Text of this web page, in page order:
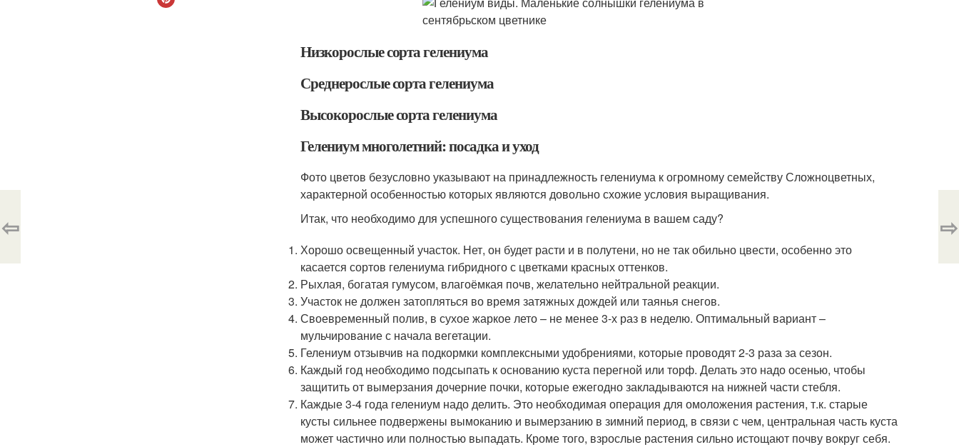
Низкорослые сорта гелениума
Среднерослые сорта гелениума
Высокорослые сорта гелениума
Гелениум многолетний: посадка и уход
Фото цветов безусловно указывают на принадлежность гелениума к огромному семейству Сложноцветных,
характерной особенностью которых являются довольно схожие условия выращивания.
Итак, что необходимо для успешного существования гелениума в вашем саду?
Хорошо освещенный участок. Нет, он будет расти и в полутени, но не так обильно цвести, особенно это
касается сортов гелениума гибридного с цветками красных оттенков.
Рыхлая, богатая гумусом, влагоёмкая почв, желательно нейтральной реакции.
Участок не должен затопляться во время затяжных дождей или таянья снегов.
Своевременный полив, в сухое жаркое лето – не менее 3-х раз в неделю. Оптимальный вариант –
мульчирование с начала вегетации.
Гелениум отзывчив на подкормки комплексными удобрениями, которые проводят 2-3 раза за сезон.
Каждый год необходимо подсыпать к основанию куста перегной или торф. Делать это надо осенью, чтобы
защитить от вымерзания дочерние почки, которые ежегодно закладываются на нижней части стебля.
Каждые 3-4 года гелениум надо делить. Это необходимая операция для омоложения растения, т.к. старые
кусты сильнее подвержены вымоканию и вымерзанию в зимний период, в связи с чем, центральная часть куста
может частично или полностью выпадать. Кроме того, взрослые растения сильно истощают почву вокруг себя.
⇦ ⇨